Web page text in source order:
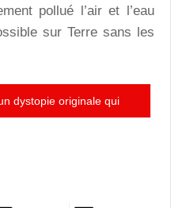
pollué l’air et l’eau
sur Terre sans les
dystopie originale qui